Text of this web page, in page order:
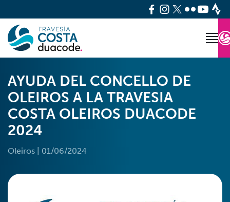
AYUDA DEL CONCELLO DE
OLEIROS A LA TRAVESIA
COSTA OLEIROS DUACODE
2024
Oleiros 01/06/2024